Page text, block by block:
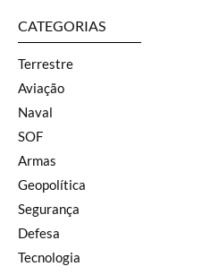
CATEGORIAS
Terrestre
Aviação
Naval
SOF
Armas
Geopolítica
Segurança
Defesa
Tecnologia